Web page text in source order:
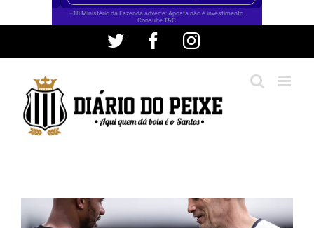
conteúdo
Twitter FacebookInstagram